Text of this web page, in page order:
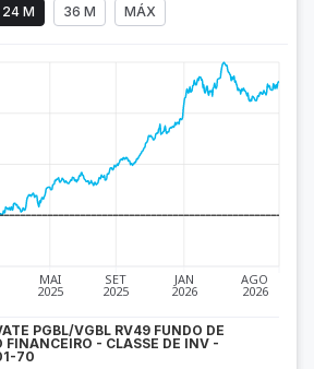
24 M 36 M MÁX
MAI
2025
SET
2025
JAN
2026
AGO
2026
PGBL/VGBL RV49 FUNDO DE
- CLASSE DE INV -
70